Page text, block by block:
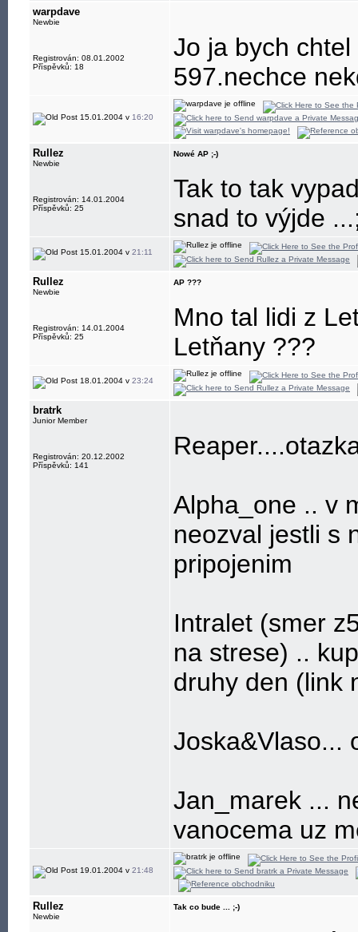
warpdave
Newbie
Registrován: 08.01.2002
Příspěvků: 18
Jo ja bych
597.nechce
15.01.2004 v 16:20
Rullez
Newbie
Registrován: 14.01.2004
Příspěvků: 25
Nowé AP ;-)
Tak to tak
snad to výjde
15.01.2004 v 21:11
Rullez
Newbie
Registrován: 14.01.2004
Příspěvků: 25
AP ???
Mno tal lidi z
Letňany ???
18.01.2004 v 23:24
bratrk
Junior Member
Registrován: 20.12.2002
Příspěvků: 141
Alpha_one .. v
neozval jestli s
pripojenim
Intralet (smer
na strese) ..
druhy den (link
Joska&Vlaso...
Jan_marek ...
vanocema uz
19.01.2004 v 21:48
Rullez
Newbie
Tak co bude ... ;-)